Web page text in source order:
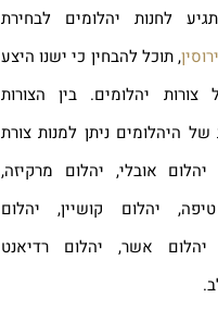
לחנות יהלומים לבחירת
, תוכל להבחין כי ישנו היצע
יהלומים. בין הצורות
של היהלומים ניתן למנות צורת
יהלום אובלי, יהלום מרקיזה,
יהלום קושיין, יהלום
יהלום אשר, יהלום רדיאנט